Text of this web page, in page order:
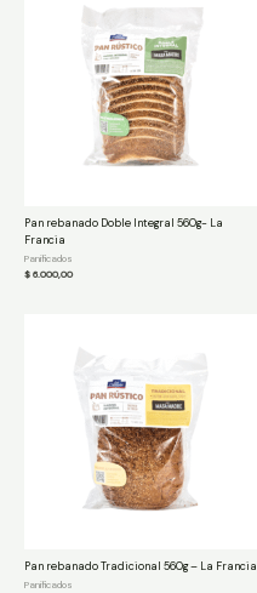
Pan rebanado Doble Integral 560g- La
Francia
Panificados
$6.000,00
Pan rebanado Tradicional 560g – La Francia
Panificados